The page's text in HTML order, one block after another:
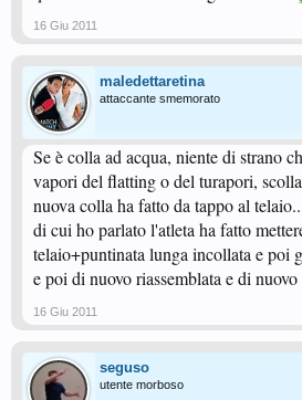
16 Giu 2011
maledettaretina
attaccante smemorato
Se è colla ad acqua, niente di strano
vapori del flatting o del turapori,
nuova colla ha fatto da tappo al
di cui ho parlato l'atleta ha fatto
telaio+puntinata lunga incollata e poi
e poi di nuovo riassemblata e di
16 Giu 2011
seguso
utente morboso